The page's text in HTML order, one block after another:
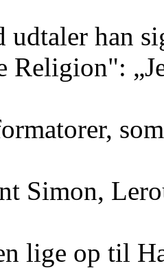
udtaler han
Religion":
Simon,
lige op til